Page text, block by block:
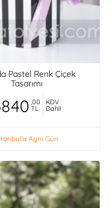
Pastel Renk Çiçek
Tasarımı
,00
TL
KDV
Dahil
Aynı Gün